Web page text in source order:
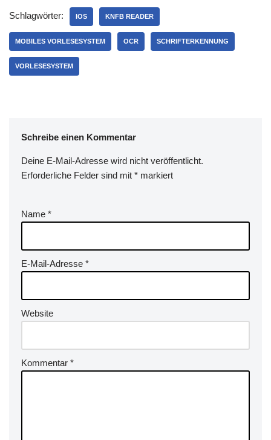
Schlagwörter: IOS KNFB READER
MOBILES VORLESESYSTEM OCR SCHRIFTERKENNUNG
VORLESESYSTEM
Schreibe einen Kommentar
Deine E-Mail-Adresse wird nicht veröffentlicht.
Erforderliche Felder sind mit * markiert
Name *
E-Mail-Adresse *
Website
Kommentar *